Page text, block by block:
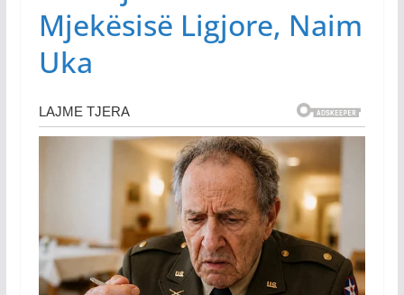
Mjekësisë Ligjore, Naim
Uka